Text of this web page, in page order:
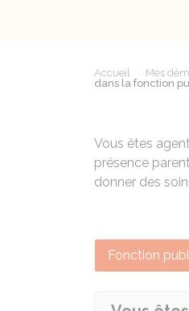
Accueil Mes
dans la fonction
Vous êtes
présence
donner des
Fonction